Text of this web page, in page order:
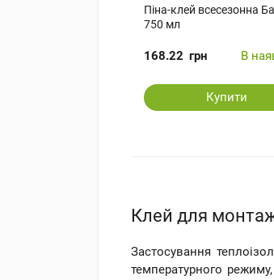
Піна-клей всесезонна
750 мл
168.22 грн В
Купити
Клей для
Застосування
температурного